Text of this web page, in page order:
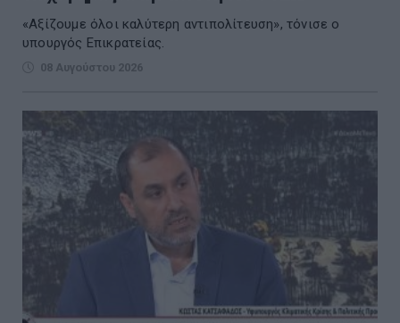
«Αξίζουμε όλοι καλύτερη αντιπολίτευση», τόνισε ο
υπουργός Επικρατείας.
08 Αυγούστου 2026